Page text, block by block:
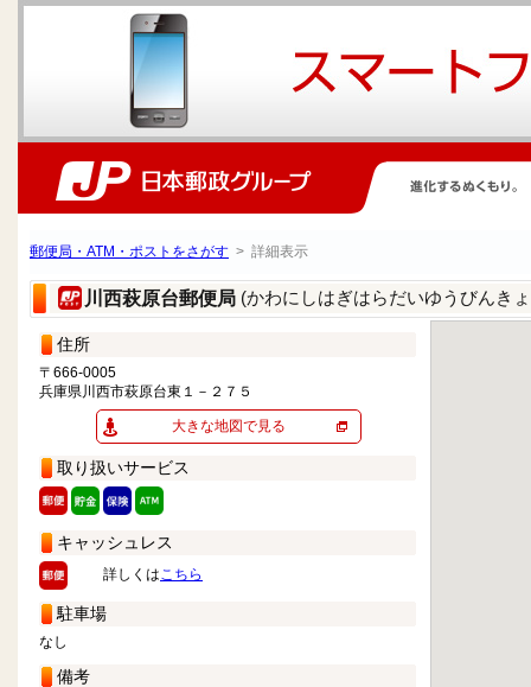
郵便局・ATM・ポストをさがす > 詳細表示
川西萩原台郵便局 (かわにしはぎはらだいゆうびんき
住所
〒666-0005
兵庫県川西市萩原台東１－２７５
大きな地図で見る
取り扱いサービス
キャッシュレス
詳しくはこちら
駐車場
なし
備考